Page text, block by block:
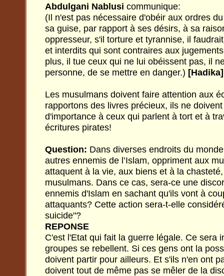
Abdulgani Nablusi communique:
(Il n'est pas nécessaire d'obéir aux ordres
sa guise, par rapport à ses désirs, à sa
oppresseur, s'il torture et tyrannise, il
et interdits qui sont contraires aux
plus, il tue ceux qui ne lui obéissent pas, il
personne, de se mettre en danger.) [Hadika]
Les musulmans doivent faire attention aux
rapportons des livres précieux, ils ne
d'importance à ceux qui parlent à tort et à
écritures pirates!
Question: Dans diverses endroits du
autres ennemis de l’Islam, oppriment aux
attaquent à la vie, aux biens et à la
musulmans. Dans ce cas, sera-ce une
ennemis d'Islam en sachant qu'ils vont à
attaquants? Cette action sera-t-elle
suicide"?
REPONSE
C'est l'Etat qui fait la guerre légale. Ce sera
groupes se rebellent. Si ces gens ont la
doivent partir pour ailleurs. Et s'ils n'en ont
doivent tout de même pas se mêler de la